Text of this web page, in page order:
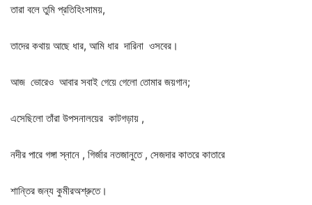
তারা বলে তুমি প্রতিহিংসাময়,
তাদের কথায় আছে ধার, আমি ধার দারিনা ওসবের।
আজ ভোরেও আবার সবাই গেয়ে গেলো তোমার জয়গান;
এসেছিলো তাঁরা উপসনালয়ের কাটগড়ায় ,
নদীর পারে গঙ্গা স্নানে , গির্জার নতজানুতে , সেজদার কাতরে কাতারে
শান্তির জন্য কুমীরঅশ্রুতে।